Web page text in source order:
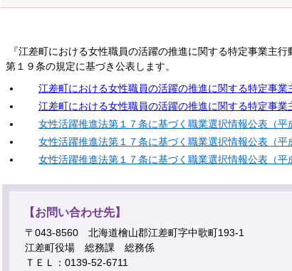
『江差町における女性職員の活躍の推進に関する特定事業主
第１９条の規定に基づき公表します。
江差町における女性職員の活躍の推進に関する特定事
江差町における女性職員の活躍の推進に関する特定事業
女性活躍推進法第１７条に基づく職業選択情報公表（平
女性活躍推進法第１７条に基づく職業選択情報公表（平
女性活躍推進法第１７条に基づく職業選択情報公表（平
【お問い合わせ先】
〒043-8560 北海道檜山郡江差町字中歌町193-1
江差町役場 総務課 総務係
ＴＥＬ：0139-52-6711